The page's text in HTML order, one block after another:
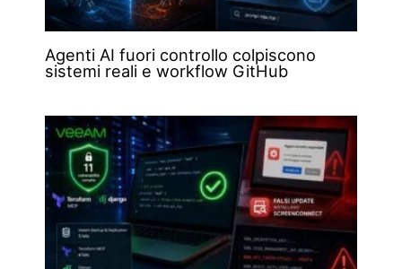
Agenti AI fuori controllo colpiscono
sistemi reali e workflow GitHub